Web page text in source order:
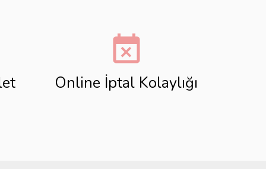
event_busy
Online İptal Kolaylığı